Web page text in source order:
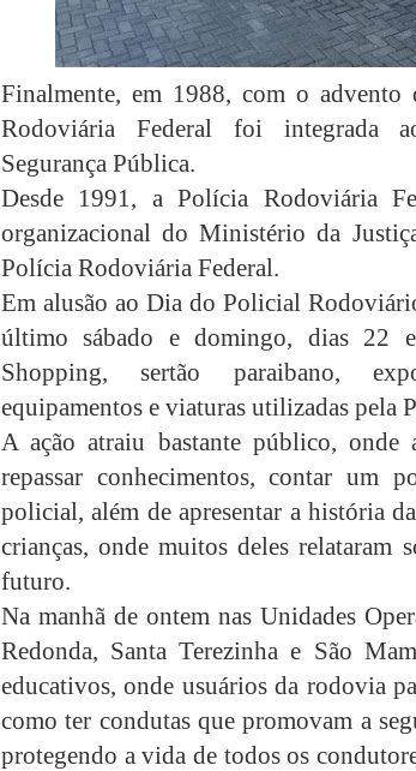
Finalmente, em 1988, com o
Rodoviária Federal foi integrada
Segurança Pública.
Desde 1991, a Polícia Rodoviária
organizacional do Ministério da
Polícia Rodoviária Federal.
Em alusão ao Dia do Policial
último sábado e domingo, dias 22
Shopping, sertão paraibano,
equipamentos e viaturas utilizadas pela
A ação atraiu bastante público, onde
repassar conhecimentos, contar um
policial, além de apresentar a história
crianças, onde muitos deles relataram
futuro.
Na manhã de ontem nas Unidades
Redonda, Santa Terezinha e São
educativos, onde usuários da rodovia
como ter condutas que promovam a
protegendo a vida de todos os